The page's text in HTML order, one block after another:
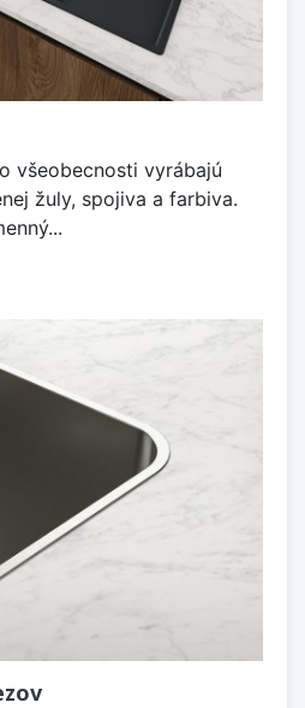
všeobecnosti vyrábajú
žuly, spojiva a farbiva.